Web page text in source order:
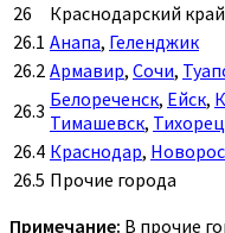
26
Краснодарский край
26.1 Анапа, Геленджик
26.2 Армавир, Сочи,
26.3 Белореченск, Ейск,
Тимашевск,
26.4 Краснодар,
26.5 Прочие города
Примечание: В прочие